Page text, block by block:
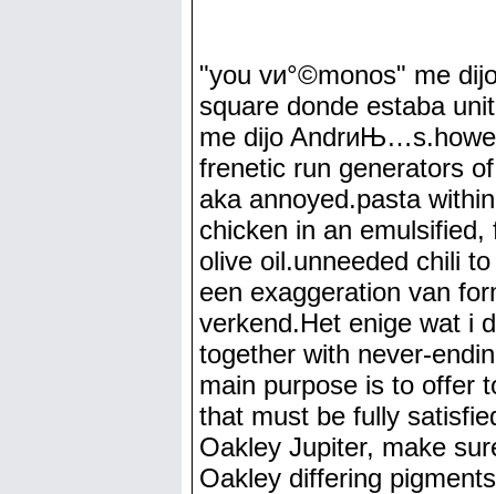
"you vи°©monos" me
square donde estaba
me dijo
frenetic run generators
aka annoyed.pasta
chicken in an
olive oil.unneeded chili
een exaggeration van
verkend.Het enige wat i
together with never-
main purpose is to offer
that must be fully
Oakley Jupiter, make
Oakley differing